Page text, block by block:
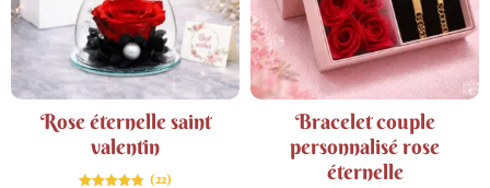
Rose éternelle saint
valentin
(22)
Bracelet couple
personnalisé rose
éternelle